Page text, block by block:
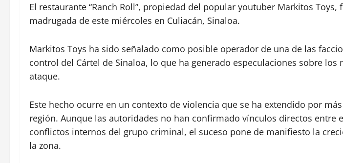
El restaurante “Ranch Roll”, propiedad del popular youtuber Markitos Toys,
madrugada de este miércoles en Culiacán, Sinaloa.
Markitos Toys ha sido señalado como posible operador de una de las
control del Cártel de Sinaloa, lo que ha generado especulaciones sobre los
ataque.
Este hecho ocurre en un contexto de violencia que se ha extendido por
región. Aunque las autoridades no han confirmado vínculos directos entre
conflictos internos del grupo criminal, el suceso pone de manifiesto la
la zona.